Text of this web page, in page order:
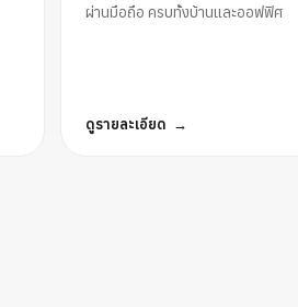
ผ่านมือถือ ครบทั้งบ้านและออฟฟิศ
ดูรายละเอียด